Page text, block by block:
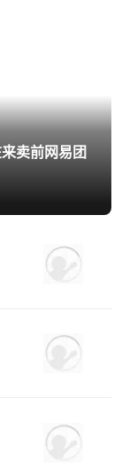
卖前网易团